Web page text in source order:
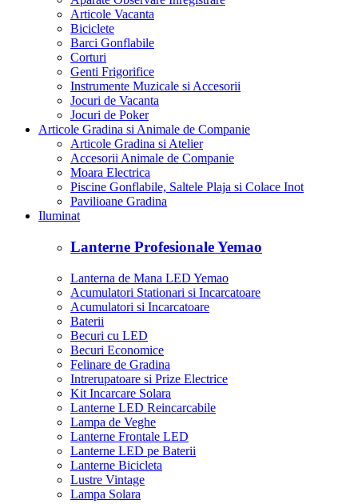
Articole Vacanta
Biciclete
Barci Gonflabile
Corturi
Genti Frigorifice
Instrumente Muzicale si Accesorii
Jocuri de Vacanta
Jocuri de Poker
Articole Gradina si Animale de Companie
Articole Gradina si Atelier
Accesorii Animale de Companie
Moara Electrica
Piscine Gonflabile, Saltele Plaja si Colace Inot
Pavilioane Gradina
Iluminat
Lanterne Profesionale Yemao
Lanterna de Mana LED Yemao
Acumulatori Stationari si Incarcatoare
Acumulatori si Incarcatoare
Baterii
Becuri cu LED
Becuri Economice
Felinare de Gradina
Intrerupatoare si Prize Electrice
Kit Incarcare Solara
Lanterne LED Reincarcabile
Lampa de Veghe
Lanterne Frontale LED
Lanterne LED pe Baterii
Lanterne Bicicleta
Lustre Vintage
Lampa Solara